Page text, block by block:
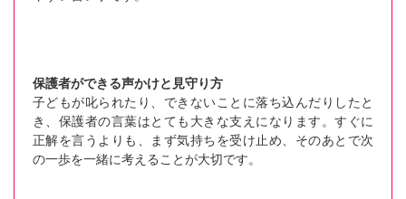
保護者ができる声かけと見守り方
子どもが叱られたり、できないことに落ち込んだりしたと
き、保護者の言葉はとても大きな支えになります。すぐに
正解を言うよりも、まず気持ちを受け止め、そのあとで次
の一歩を一緒に考えることが大切です。